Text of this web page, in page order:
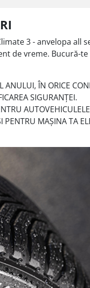
3 - anvelopa all
de vreme. Bucură-
ANULUI, ÎN ORICE
SIGURANȚEI.
PENTRU MAȘINA TA